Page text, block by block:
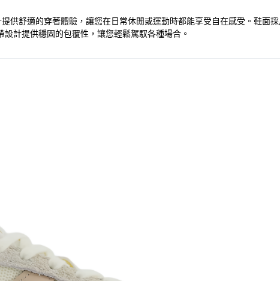
供舒適的穿著體驗，讓您在日常休閒或運動時都能享受自在感受。鞋面
計提供穩固的包覆性，讓您輕鬆駕馭各種場合。